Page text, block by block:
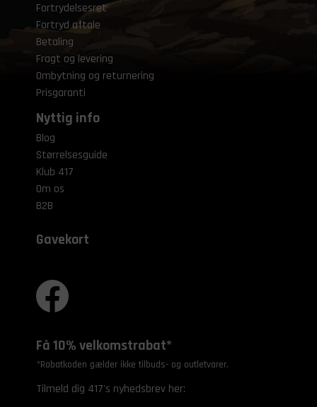
Fortrydelsesret
Fortryd aftale
Betaling
Fragt og levering
Ombytning og returnering
Prisgaranti
Nyttig info
Blog
Størrelsesguide
Klub 417
Om os
B2B
Gavekort
Få 10% velkomstrabat*
*Rabatkoden gælder ikke tilbuds- og outletvarer.
Tilmeld dig 417's nyhedsbrev her: